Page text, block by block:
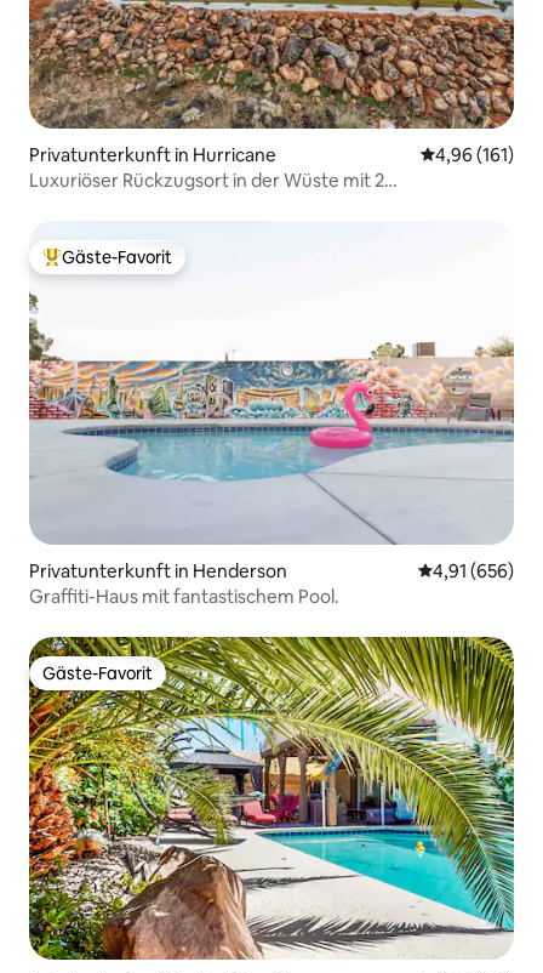
Privatunterkunft in Hurricane
4,96 (161)
Luxuriöser Rückzugsort in der Wüste mit 2
Beliebter Gäste-Favorit.
Gäste-Favorit
Privatunterkunft in Henderson
4,91 (656)
Graffiti-Haus mit fantastischem Pool.
Gäste-Favorit
Gäste-Favorit